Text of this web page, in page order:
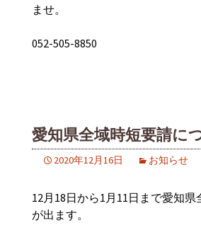
ませ。
052-505-8850
愛知県全域時短要請に
2020年12月16日 お知らせ
12月18日から1月11日まで愛知
が出ます。